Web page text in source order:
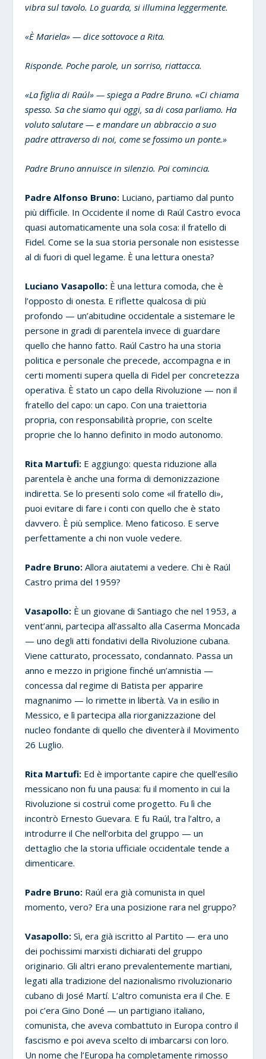
vibra sul tavolo. Lo guarda, si illumina leggermente.
«È Mariela» — dice sottovoce a Rita.
Risponde. Poche parole, un sorriso, riattacca.
«La figlia di Raúl» — spiega a Padre Bruno. «Ci chiama
spesso. Sa che siamo qui oggi, sa di cosa parliamo. Ha
voluto salutare — e mandare un abbraccio a suo
padre attraverso di noi, come se fossimo un ponte.»
Padre Bruno annuisce in silenzio. Poi comincia.
Padre Alfonso Bruno: Luciano, partiamo dal punto
più difficile. In Occidente il nome di Raúl Castro evoca
quasi automaticamente una sola cosa: il fratello di
Fidel. Come se la sua storia personale non esistesse
al di fuori di quel legame. È una lettura onesta?
Luciano Vasapollo: È una lettura comoda, che è
l’opposto di onesta. E riflette qualcosa di più
profondo — un’abitudine occidentale a sistemare le
persone in gradi di parentela invece di guardare
quello che hanno fatto. Raúl Castro ha una storia
politica e personale che precede, accompagna e in
certi momenti supera quella di Fidel per concretezza
operativa. È stato un capo della Rivoluzione — non il
fratello del capo: un capo. Con una traiettoria
propria, con responsabilità proprie, con scelte
proprie che lo hanno definito in modo autonomo.
Rita Martufi: E aggiungo: questa riduzione alla
parentela è anche una forma di demonizzazione
indiretta. Se lo presenti solo come «il fratello di»,
puoi evitare di fare i conti con quello che è stato
davvero. È più semplice. Meno faticoso. E serve
perfettamente a chi non vuole vedere.
Padre Bruno: Allora aiutatemi a vedere. Chi è Raúl
Castro prima del 1959?
Vasapollo: È un giovane di Santiago che nel 1953, a
vent’anni, partecipa all’assalto alla Caserma Moncada
— uno degli atti fondativi della Rivoluzione cubana.
Viene catturato, processato, condannato. Passa un
anno e mezzo in prigione finché un’amnistia —
concessa dal regime di Batista per apparire
magnanimo — lo rimette in libertà. Va in esilio in
Messico, e lì partecipa alla riorganizzazione del
nucleo fondante di quello che diventerà il Movimento
26 Luglio.
Rita Martufi: Ed è importante capire che quell’esilio
messicano non fu una pausa: fu il momento in cui la
Rivoluzione si costruì come progetto. Fu lì che
incontrò Ernesto Guevara. E fu Raúl, tra l’altro, a
introdurre il Che nell’orbita del gruppo — un
dettaglio che la storia ufficiale occidentale tende a
dimenticare.
Padre Bruno: Raúl era già comunista in quel
momento, vero? Era una posizione rara nel gruppo?
Vasapollo: Sì, era già iscritto al Partito — era uno
dei pochissimi marxisti dichiarati del gruppo
originario. Gli altri erano prevalentemente martiani,
legati alla tradizione del nazionalismo rivoluzionario
cubano di José Martí. L’altro comunista era il Che. E
poi c’era Gino Doné — un partigiano italiano,
comunista, che aveva combattuto in Europa contro il
fascismo e poi aveva scelto di imbarcarsi con loro.
Un nome che l’Europa ha completamente rimosso